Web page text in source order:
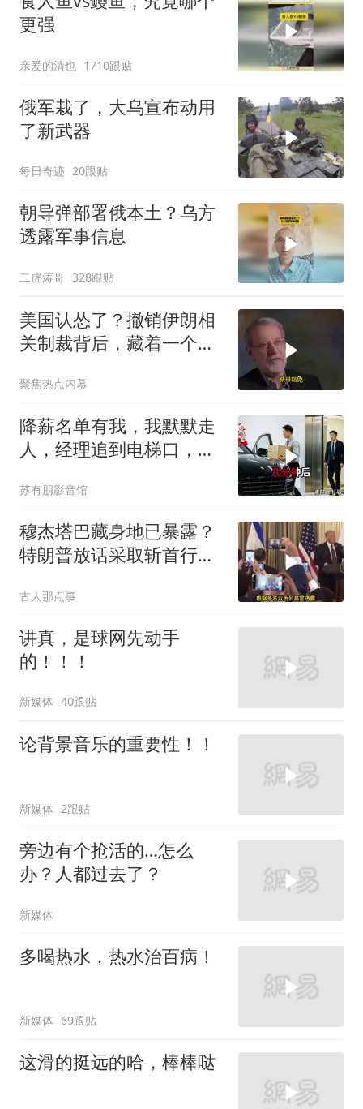
更强
亲爱的清也 1710跟贴
俄军栽了，大乌宣布动用
了新武器
每日奇迹 20跟贴
朝导弹部署俄本土？乌方
透露军事信息
二虎涛哥 328跟贴
美国认怂了？撤销伊朗相
关制裁背后，藏着一个说
聚焦热点内幕
降薪名单有我，我默默走
人，经理追到电梯口，见
苏有朋影音馆
穆杰塔巴藏身地已暴露？
特朗普放话采取斩首行
古人那点事
讲真，是球网先动手
的！！！
新媒体 40跟贴
论背景音乐的重要性！！
新媒体 2跟贴
旁边有个抢活的…怎么
办？人都过去了？
新媒体
多喝热水，热水治百病！
新媒体 69跟贴
这滑的挺远的哈，棒棒哒